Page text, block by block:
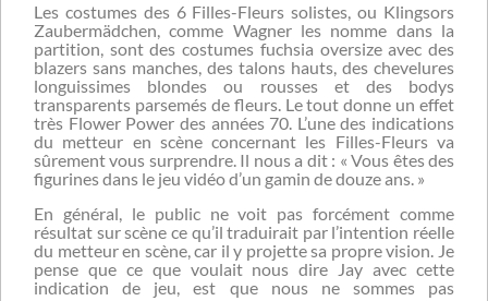
Les costumes des 6 Filles-Fleurs solistes, ou Klingsors
Zaubermädchen, comme Wagner les nomme dans la
partition, sont des costumes fuchsia oversize avec des
blazers sans manches, des talons hauts, des chevelures
longuissimes blondes ou rousses et des bodys
transparents parsemés de fleurs. Le tout donne un effet
très Flower Power des années 70. L’une des indications
du metteur en scène concernant les Filles-Fleurs va
sûrement vous surprendre. Il nous a dit : « Vous êtes des
figurines dans le jeu vidéo d’un gamin de douze ans. »
En général, le public ne voit pas forcément comme
résultat sur scène ce qu’il traduirait par l’intention réelle
du metteur en scène, car il y projette sa propre vision. Je
pense que ce que voulait nous dire Jay avec cette
indication de jeu, est que nous ne sommes pas